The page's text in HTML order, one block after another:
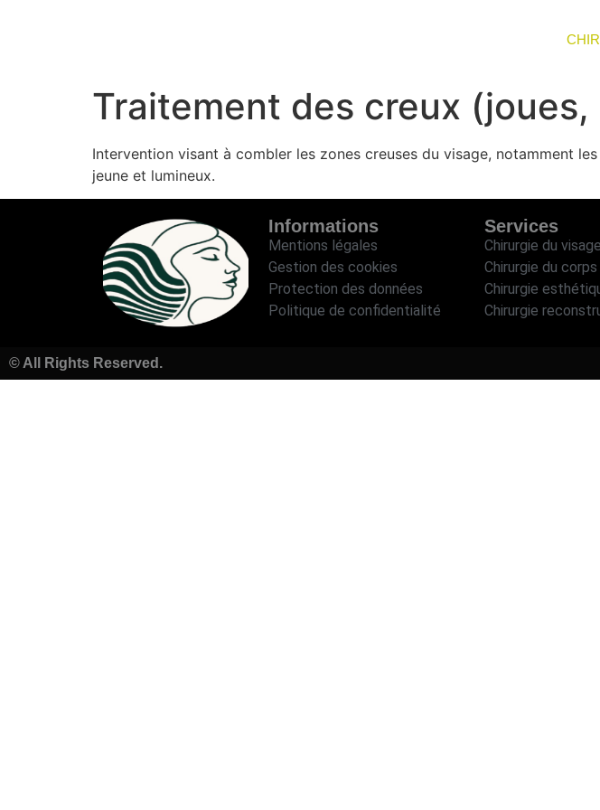
Traitement des creux
Intervention visant à combler les zones creuses du visage, notamment
jeune et lumineux.
Informations
Mentions légales
Gestion des cookies
Protection des données
Politique de confidentialité
Services
Chirurgie du visage
Chirurgie du corps
Chirurgie
Chirurgie
© All Rights Reserved.